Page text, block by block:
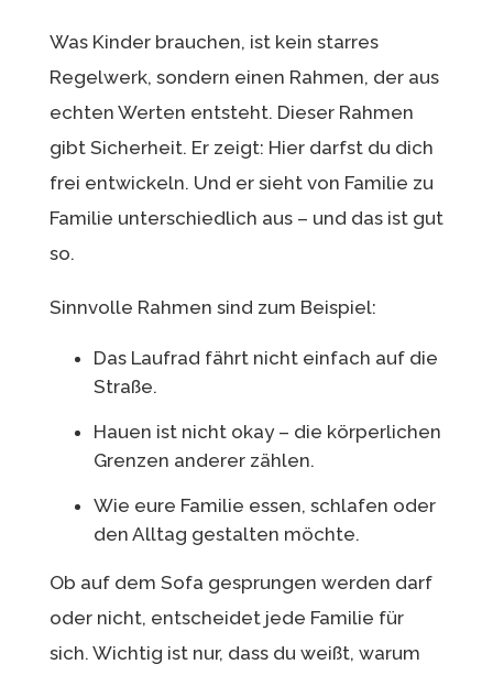
Was Kinder brauchen, ist kein starres
Regelwerk, sondern einen Rahmen, der aus
echten Werten entsteht. Dieser Rahmen
gibt Sicherheit. Er zeigt: Hier darfst du dich
frei entwickeln. Und er sieht von Familie zu
Familie unterschiedlich aus – und das ist gut
so.
Sinnvolle Rahmen sind zum Beispiel:
Das Laufrad fährt nicht einfach auf die
Straße.
Hauen ist nicht okay – die körperlichen
Grenzen anderer zählen.
Wie eure Familie essen, schlafen oder
den Alltag gestalten möchte.
Ob auf dem Sofa gesprungen werden darf
oder nicht, entscheidet jede Familie für
sich. Wichtig ist nur, dass du weißt, warum